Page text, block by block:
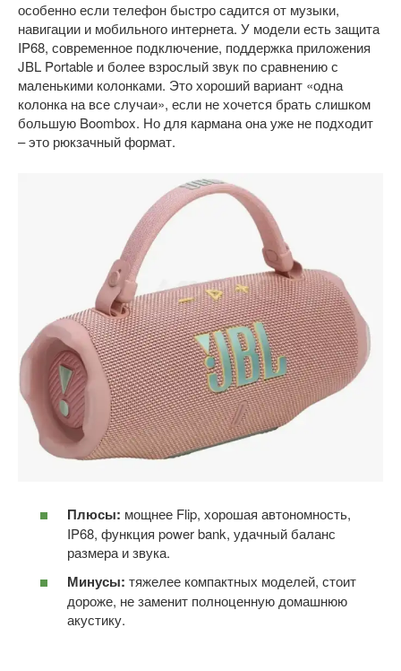
особенно если телефон быстро садится от музыки,
навигации и мобильного интернета. У модели есть защита
IP68, современное подключение, поддержка приложения
JBL Portable и более взрослый звук по сравнению с
маленькими колонками. Это хороший вариант «одна
колонка на все случаи», если не хочется брать слишком
большую Boombox. Но для кармана она уже не подходит
– это рюкзачный формат.
Плюсы: мощнее Flip, хорошая автономность,
IP68, функция power bank, удачный баланс
размера и звука.
Минусы: тяжелее компактных моделей, стоит
дороже, не заменит полноценную домашнюю
акустику.